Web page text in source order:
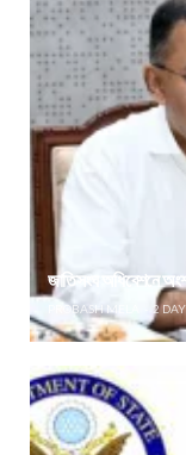
জাতিসংঘ অধিবেশনে অংশ
PROBASH MELA 2